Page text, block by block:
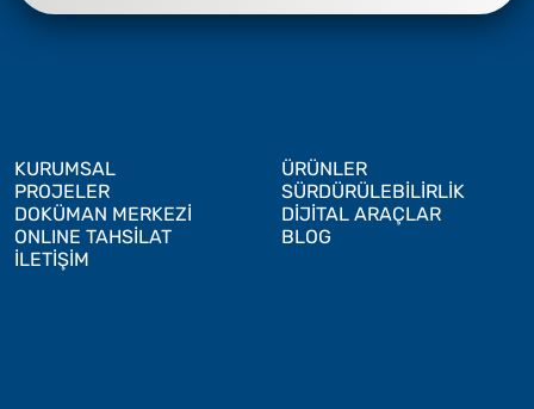
KURUMSAL
ÜRÜNLER
PROJELER
SÜRDÜRÜLEBİLİRLİK
DOKÜMAN MERKEZİ
DİJİTAL ARAÇLAR
ONLINE TAHSİLAT
BLOG
İLETİŞİM